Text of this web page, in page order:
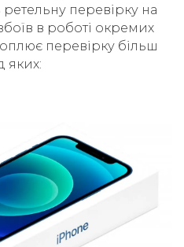
перевірку на
збоїв в роботі окремих
перевірку більш
яких: